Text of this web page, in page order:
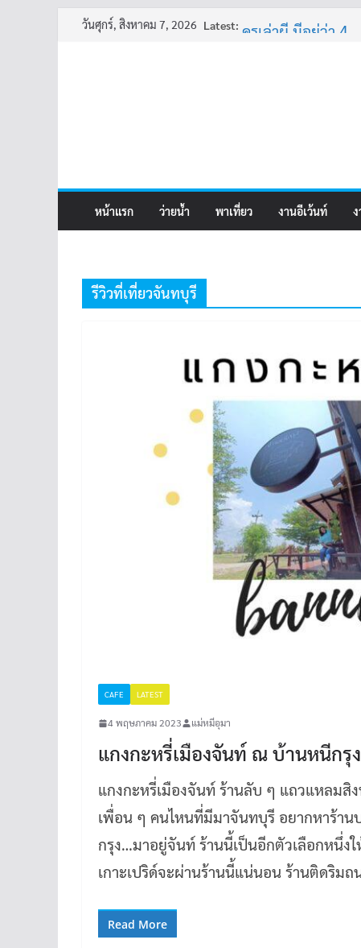
Skipวันศุกร์, สิงหาคม 7, 2026 Latest: ครูเล่าผี มีอยู่ว่า 4
หน้าแรก ว่ายน้ำ พาเที่ยว งานอีเว้นท์ ง
รีวิวที่เที่ยวจันทบุรี
CAFE LATEST
4 พฤษภาคม 2023 แม่หมีอุมา
แกงกะหรี่เมืองจันท์ ณ บ้านหนีก
แกงกะหรี่เมืองจันท์ ร้านลับ ๆ แถวแหลมสิ
เพื่อน ๆ คนไหนที่มีมาจันทบุรี อยากหาร้าน
กรุง…มาอยู่จันท์ ร้านนี้เป็นอีกตัวเลือกหนึ่ง
เกาะเปริด์จะผ่านร้านนี้แน่นอน ร้านติดริมถ
Read More